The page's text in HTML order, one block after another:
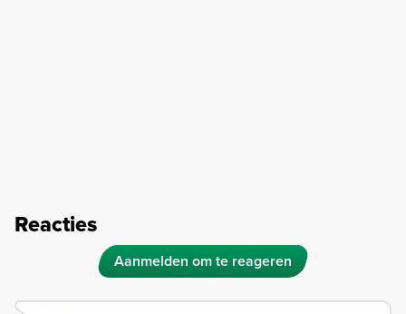
Reacties
Aanmelden om te reageren